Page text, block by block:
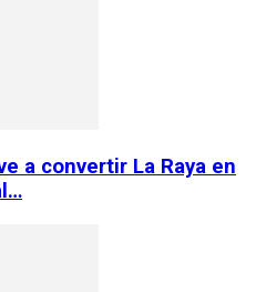
a convertir La Raya en